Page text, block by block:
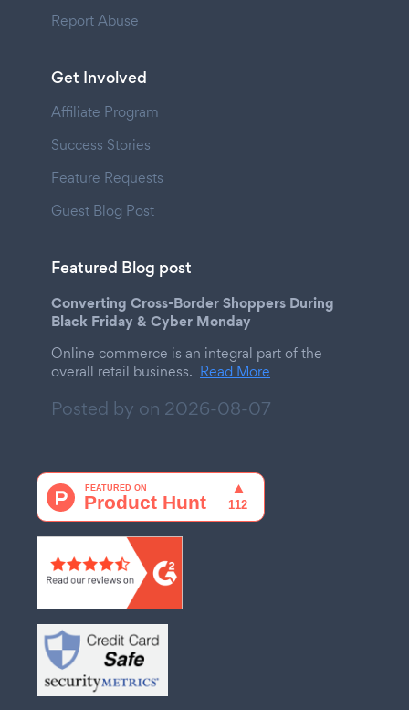
Report Abuse
Get Involved
Affiliate Program
Success Stories
Feature Requests
Guest Blog Post
Featured Blog post
Converting Cross-Border Shoppers During
Black Friday & Cyber Monday
Online commerce is an integral part of the
overall retail business. Read More
Posted by on 2026-08-07